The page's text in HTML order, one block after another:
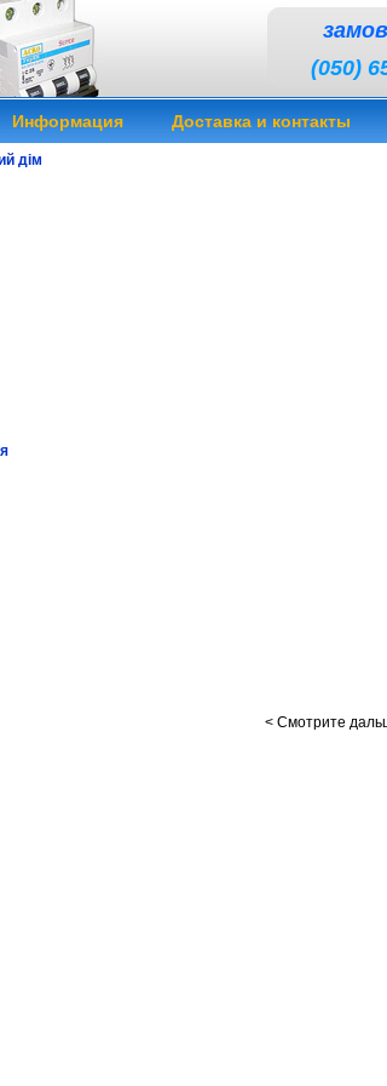
(050)
Информация Доставка и контакты
дім
< Смотрите